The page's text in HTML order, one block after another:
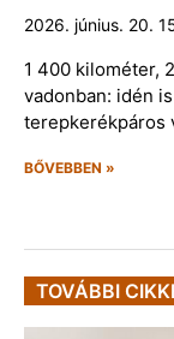
2026. június. 20.
1 400 kilométer,
vadonban: idén
terepkerékpáros
BŐVEBBEN »
TOVÁBBI